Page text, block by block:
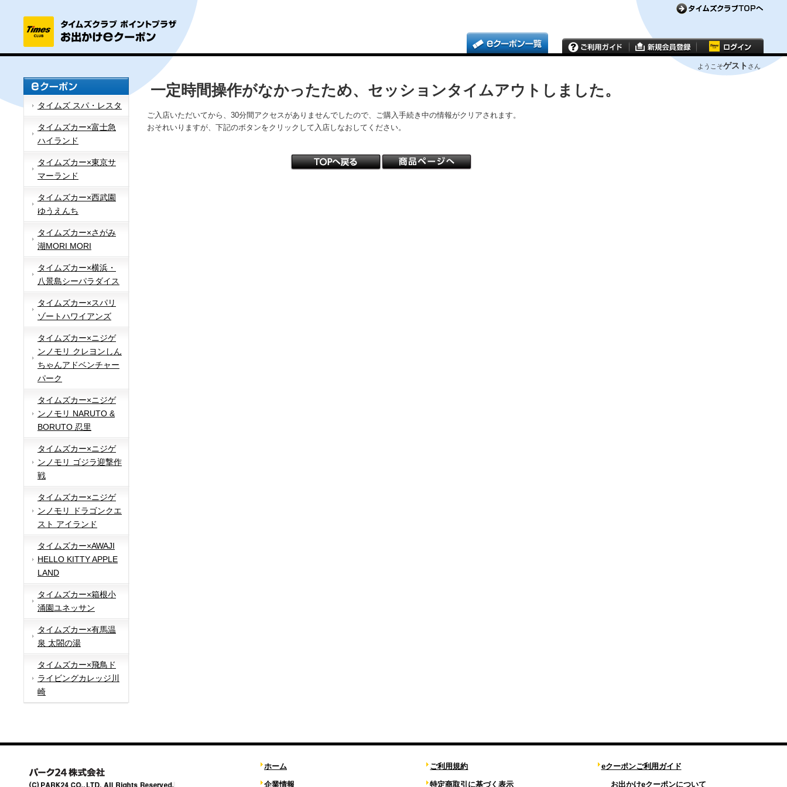
ようこそゲスト さん
タイムズ スパ・レスタ
タイムズカー×富士急
ハイランド
タイムズカー×東京サ
マーランド
タイムズカー×西武園
ゆうえんち
タイムズカー×さがみ
湖MORI MORI
タイムズカー×横浜・
八景島シーパラダイス
タイムズカー×スパリ
ゾートハワイアンズ
タイムズカー×ニジゲ
ンノモリ クレヨンしん
ちゃんアドベンチャー
パーク
タイムズカー×ニジゲ
ンノモリ NARUTO &
BORUTO 忍里
タイムズカー×ニジゲ
ンノモリ ゴジラ迎撃作
戦
タイムズカー×ニジゲ
ンノモリ ドラゴンクエ
スト アイランド
タイムズカー×AWAJI
HELLO KITTY APPLE
LAND
タイムズカー×箱根小
涌園ユネッサン
タイムズカー×有馬温
泉 太閤の湯
タイムズカー×飛鳥ド
ライビングカレッジ川
崎
一定時間操作がなかったため、セッションタイムアウトしました。
ご入店いただいてから、30分間アクセスがありませんでしたので、ご購入手続き中の情報がクリアされます。
おそれいりますが、下記のボタンをクリックして入店しなおしてください。
ホーム
企業情報
ご利用規約
特定商取引に基づく表示
eクーポンご利用ガイド
お出かけeクーポンについて